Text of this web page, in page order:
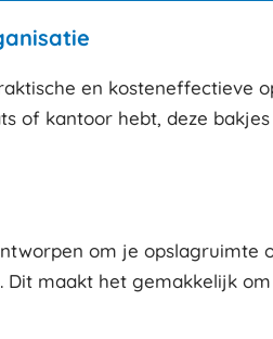
en kosteneffectieve
of kantoor hebt, deze
om je opslagruimte
maakt het gemakkelijk